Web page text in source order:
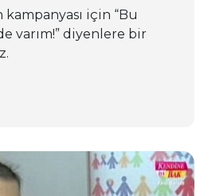
kampanyası için “Bu
varım!” diyenlere bir